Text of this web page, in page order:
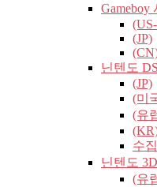
Gameboy
(JP)
닌텐도 DS
(JP)
(미
(유
수
닌텐도
(유